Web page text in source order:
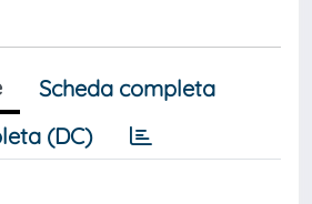
Scheda completa
(DC)